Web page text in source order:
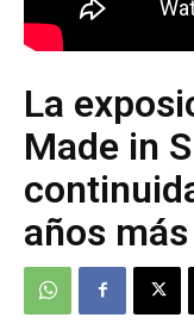
La
Made in
años más